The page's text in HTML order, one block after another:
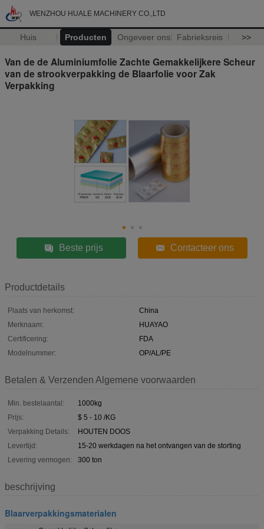
WENZHOU HUALE MACHINERY CO.,LTD
Huis Producten Ongeveer ons Fabrieksreis >>
Van de de Aluminiumfolie Zachte Gemakkelijkere Scheur
van de strookverpakking de Blaarfolie voor Zak
Verpakking
Beste prijs Contacteer ons
Productdetails
Plaats van herkomst:
China
Merknaam:
HUAYAO
Certificering:
FDA
Modelnummer:
OP/AL/PE
Betalen & Verzenden Algemene voorwaarden
Min. bestelaantal:
1000kg
Prijs:
$ 5 - 10 /KG
Verpakking Details:
HOUTEN DOOS
Levertijd:
15-20 werkdagen na het ontvangen van de storting
Levering vermogen:
300 ton
beschrijving
Blaarverpakkingsmaterialen